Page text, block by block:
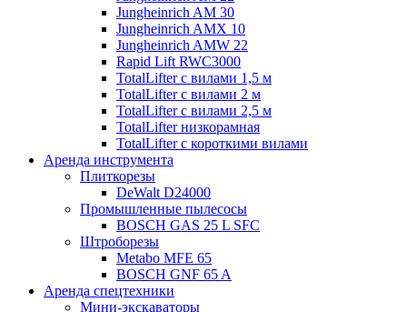
Jungheinrich AM 30
Jungheinrich AMX 10
Jungheinrich AMW 22
Rapid Lift RWC3000
TotalLifter с вилами 1,5 м
TotalLifter с вилами 2 м
TotalLifter с вилами 2,5 м
TotalLifter низкорамная
TotalLifter с короткими вилами
Аренда инструмента
Плиткорезы
DeWalt D24000
Промышленные пылесосы
BOSCH GAS 25 L SFC
Штроборезы
Metabo MFE 65
BOSCH GNF 65 A
Аренда спецтехники
Мини-экскаваторы